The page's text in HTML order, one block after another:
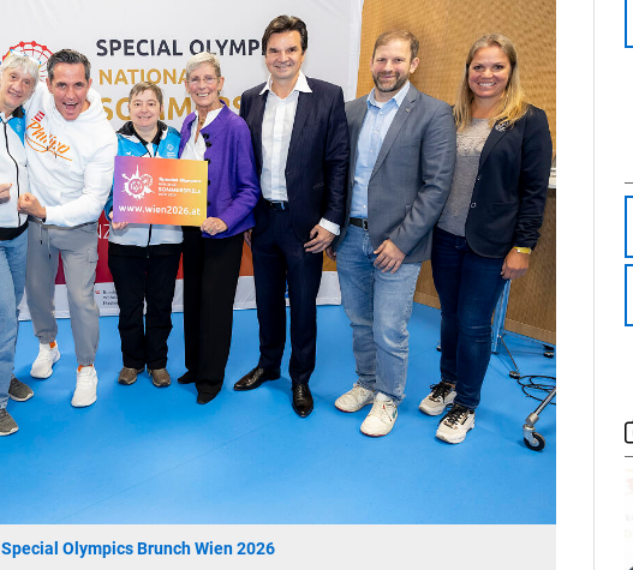
Special Olympics Brunch Wien 2026